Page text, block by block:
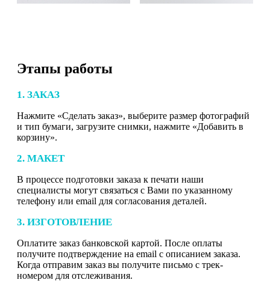
Этапы работы
1. ЗАКАЗ
Нажмите «Сделать заказ», выберите размер фотографий
и тип бумаги, загрузите снимки, нажмите «Добавить в
корзину».
2. МАКЕТ
В процессе подготовки заказа к печати наши
специалисты могут связаться с Вами по указанному
телефону или email для согласования деталей.
3. ИЗГОТОВЛЕНИЕ
Оплатите заказ банковской картой. После оплаты
получите подтверждение на email с описанием заказа.
Когда отправим заказ вы получите письмо с трек-
номером для отслеживания.